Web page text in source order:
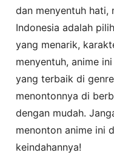
dan menyentuh hati,
Indonesia adalah
yang menarik,
menyentuh, anime
yang terbaik di
menontonnya di
dengan mudah.
menonton anime ini
keindahannya!